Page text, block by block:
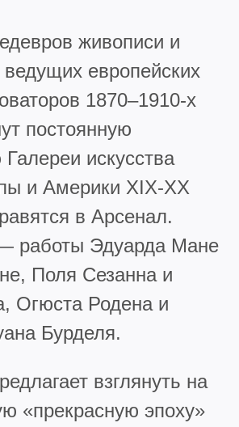
живописи и
ведущих европейских
1870–1910-х
постоянную
искусства
и Америки XIX-XX
в Арсенал.
работы Эдуарда Мане
Поля Сезанна и
Огюста Родена и
Бурделя.
взглянуть на
«прекрасную эпоху»